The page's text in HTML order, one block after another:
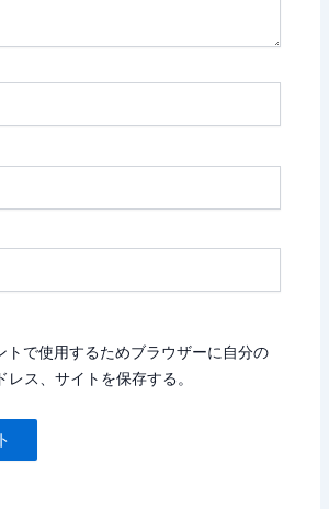
トで使用するためブラウザーに自分の
ス、サイトを保存する。